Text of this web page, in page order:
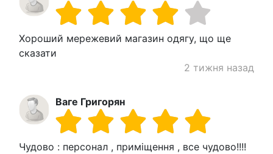
Хороший мережевий магазин одягу, що ще
сказати
2 тижня назад
Ваге Григорян
Чудово : персонал , приміщення , все чудово!!!!